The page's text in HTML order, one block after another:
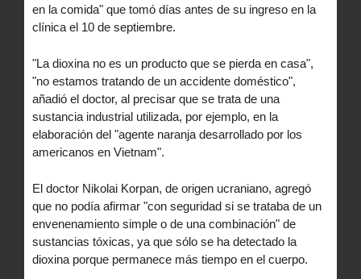
en la comida" que tomó días antes de su ingreso en la
clínica el 10 de septiembre.
"La dioxina no es un producto que se pierda en casa",
"no estamos tratando de un accidente doméstico",
añadió el doctor, al precisar que se trata de una
sustancia industrial utilizada, por ejemplo, en la
elaboración del "agente naranja desarrollado por los
americanos en Vietnam".
El doctor Nikolai Korpan, de origen ucraniano, agregó
que no podía afirmar "con seguridad si se trataba de un
envenenamiento simple o de una combinación" de
sustancias tóxicas, ya que sólo se ha detectado la
dioxina porque permanece más tiempo en el cuerpo.